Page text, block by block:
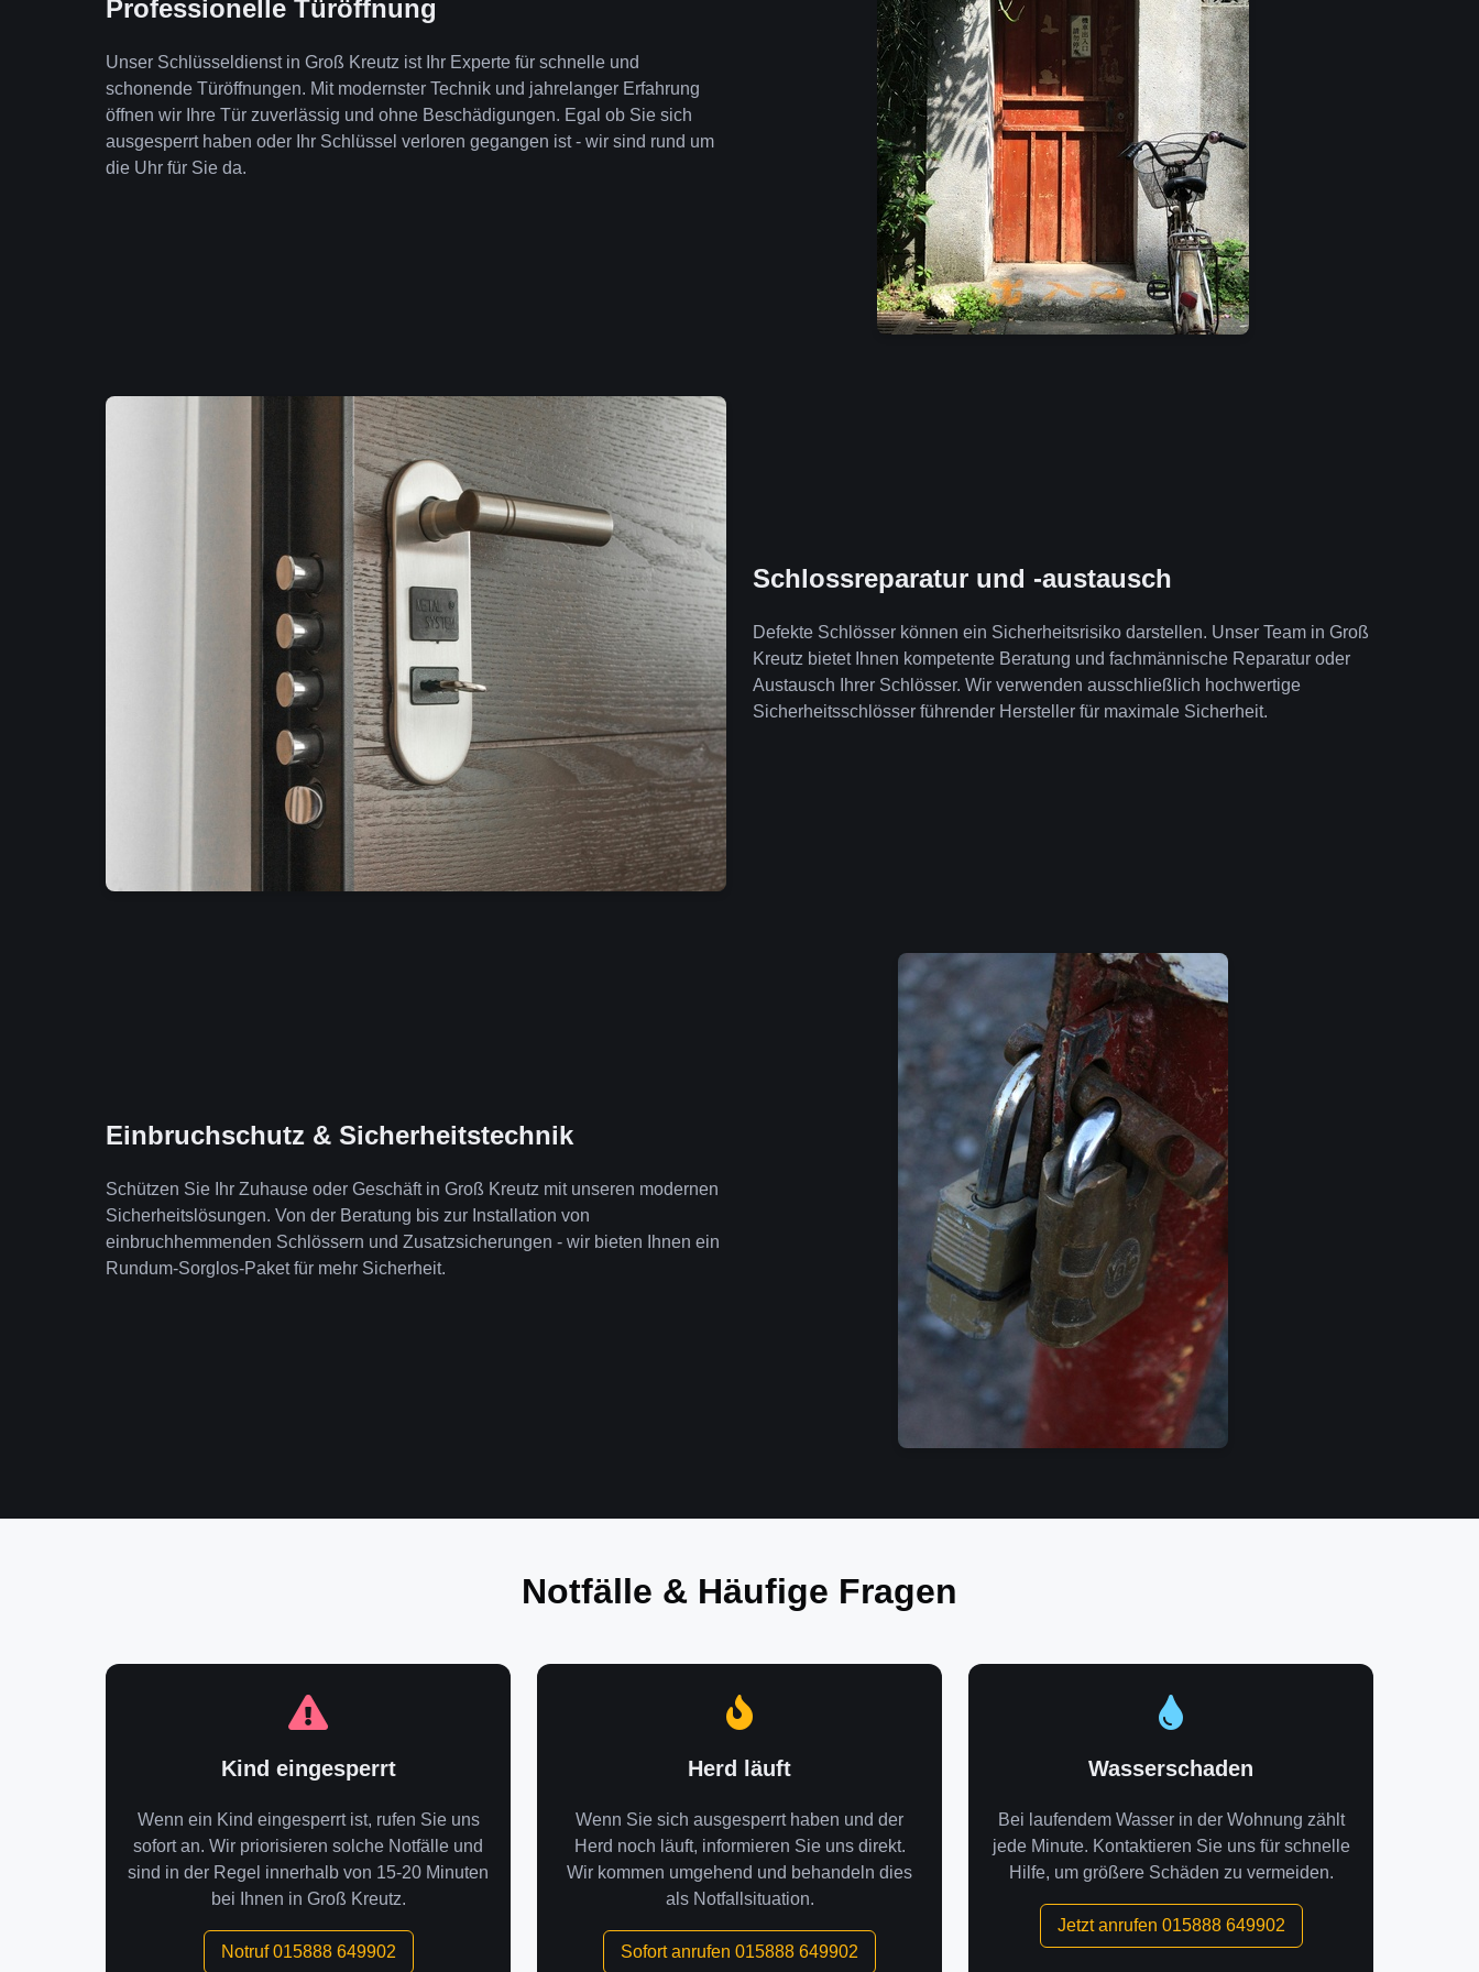
Professionelle Türöffnung
Unser Schlüsseldienst in Groß Kreutz ist Ihr Experte für schnelle und
schonende Türöffnungen. Mit modernster Technik und jahrelanger Erfahrung
öffnen wir Ihre Tür zuverlässig und ohne Beschädigungen. Egal ob Sie sich
ausgesperrt haben oder Ihr Schlüssel verloren gegangen ist - wir sind rund um
die Uhr für Sie da.
Schlossreparatur und -austausch
Defekte Schlösser können ein Sicherheitsrisiko darstellen. Unser Team in Groß
Kreutz bietet Ihnen kompetente Beratung und fachmännische Reparatur oder
Austausch Ihrer Schlösser. Wir verwenden ausschließlich hochwertige
Sicherheitsschlösser führender Hersteller für maximale Sicherheit.
Einbruchschutz & Sicherheitstechnik
Schützen Sie Ihr Zuhause oder Geschäft in Groß Kreutz mit unseren modernen
Sicherheitslösungen. Von der Beratung bis zur Installation von
einbruchhemmenden Schlössern und Zusatzsicherungen - wir bieten Ihnen ein
Rundum-Sorglos-Paket für mehr Sicherheit.
Notfälle & Häufige Fragen
Kind eingesperrt
Wenn ein Kind eingesperrt ist, rufen Sie uns
sofort an. Wir priorisieren solche Notfälle und
sind in der Regel innerhalb von 15-20 Minuten
bei Ihnen in Groß Kreutz.
Notruf 015888 649902
Herd läuft
Wenn Sie sich ausgesperrt haben und der
Herd noch läuft, informieren Sie uns direkt.
Wir kommen umgehend und behandeln dies
als Notfallsituation.
Sofort anrufen 015888 649902
Wasserschaden
Bei laufendem Wasser in der Wohnung zählt
jede Minute. Kontaktieren Sie uns für schnelle
Hilfe, um größere Schäden zu vermeiden.
Jetzt anrufen 015888 649902